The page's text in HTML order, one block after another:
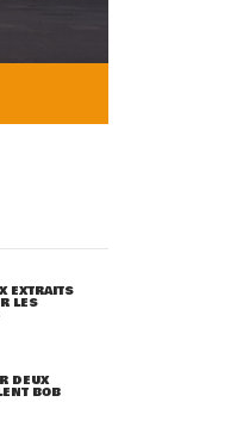
EXTRAITS
LES
DEUX
BOB